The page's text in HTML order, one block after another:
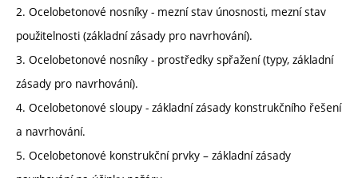
2. Ocelobetonové nosníky - mezní stav únosnosti, mezní stav
použitelnosti (základní zásady pro navrhování).
3. Ocelobetonové nosníky - prostředky spřažení (typy, základní
zásady pro navrhování).
4. Ocelobetonové sloupy - základní zásady konstrukčního řešení
a navrhování.
5. Ocelobetonové konstrukční prvky – základní zásady